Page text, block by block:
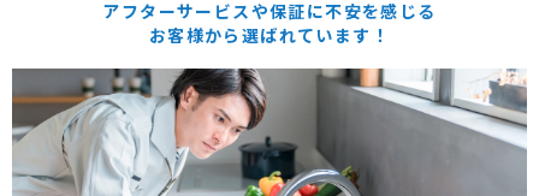
アフターサービスや保証に不安を感じる
お客様から選ばれています！